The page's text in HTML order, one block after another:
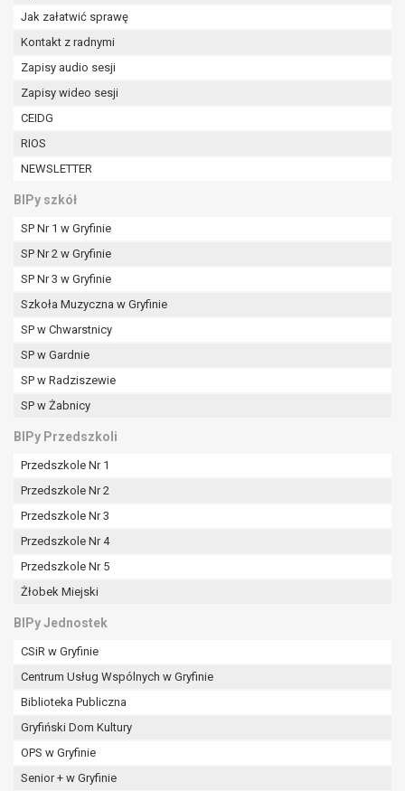
Jak załatwić sprawę
Kontakt z radnymi
Zapisy audio sesji
Zapisy wideo sesji
CEIDG
RIOS
NEWSLETTER
BIPy szkół
SP Nr 1 w Gryfinie
SP Nr 2 w Gryfinie
SP Nr 3 w Gryfinie
Szkoła Muzyczna w Gryfinie
SP w Chwarstnicy
SP w Gardnie
SP w Radziszewie
SP w Żabnicy
BIPy Przedszkoli
Przedszkole Nr 1
Przedszkole Nr 2
Przedszkole Nr 3
Przedszkole Nr 4
Przedszkole Nr 5
Żłobek Miejski
BIPy Jednostek
CSiR w Gryfinie
Centrum Usług Wspólnych w Gryfinie
Biblioteka Publiczna
Gryfiński Dom Kultury
OPS w Gryfinie
Senior + w Gryfinie